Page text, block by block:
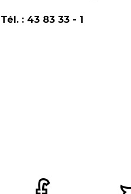
Tél. : 43 83 33 - 1